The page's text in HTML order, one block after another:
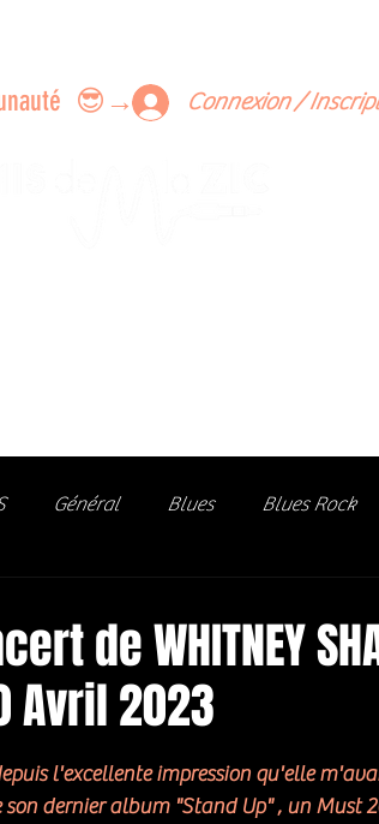
Connexion /
concerts et rejoignez une
😎→
Général Blues Blues Rock
de WHITNEY
Avril 2023
l'excellente impression qu'elle
dernier album "Stand Up" , un Must